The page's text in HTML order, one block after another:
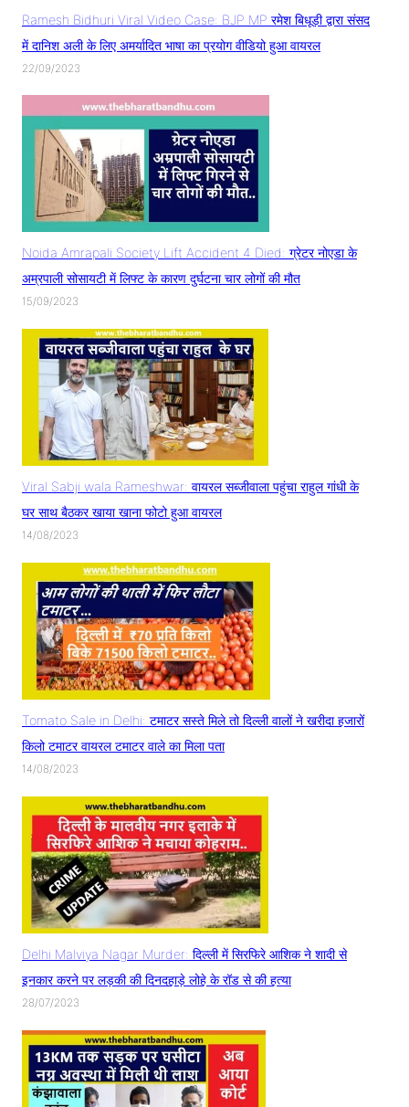
Ramesh Bidhuri Viral Video Case: BJP MP रमेश बिधूड़ी द्वारा संसद
में दानिश अली के लिए अमर्यादित भाषा का प्रयोग वीडियो हुआ वायरल
22/09/2023
Noida Amrapali Society Lift Accident 4 Died: ग्रेटर नोएडा के
अम्रपाली सोसायटी में लिफ्ट के कारण दुर्घटना चार लोगों की मौत
15/09/2023
Viral Sabji wala Rameshwar: वायरल सब्जीवाला पहुंचा राहुल गांधी के
घर साथ बैठकर खाया खाना फोटो हुआ वायरल
14/08/2023
Tomato Sale in Delhi: टमाटर सस्ते मिले तो दिल्ली वालों ने खरीदा हजारों
किलो टमाटर वायरल टमाटर वाले का मिला पता
14/08/2023
Delhi Malviya Nagar Murder: दिल्ली में सिरफिरे आशिक ने शादी से
इनकार करने पर लड़की की दिनदहाड़े लोहे के रॉड से की हत्या
28/07/2023